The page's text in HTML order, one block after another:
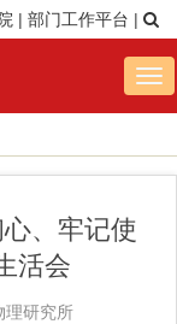
| 部门工作平台 |
、牢记使
活会
理研究所